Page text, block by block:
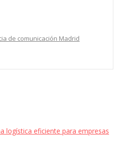
de comunicación Madrid
logística eficiente para empresas